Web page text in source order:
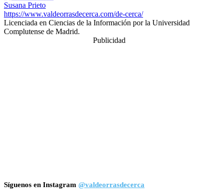
Susana Prieto
https://www.valdeorrasdecerca.com/de-cerca/
Licenciada en Ciencias de la Información por la Universidad
Complutense de Madrid.
Publicidad
Síguenos en Instagram @valdeorrasdecerca